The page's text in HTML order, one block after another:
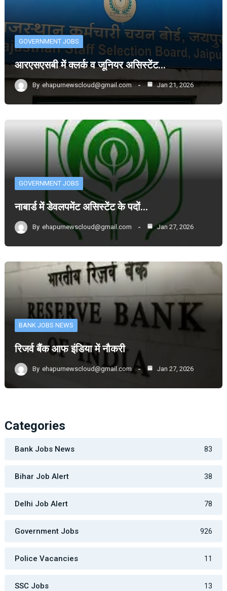
GOVERNMENT JOBS
आरएसएसबी में क्लर्क व जूनियर असिस्टेंट…
By ehapurnewscloud@gmail.com Jan 21, 2026
GOVERNMENT JOBS
नाबार्ड में डेवलपमेंट असिस्टेंट के पदों…
By ehapurnewscloud@gmail.com Jan 27, 2026
BANK JOBS NEWS
रिजर्व बैंक आफ इंडिया में नौकरी
By ehapurnewscloud@gmail.com Jan 27, 2026
Categories
Bank Jobs News 83
Bihar Job Alert 38
Delhi Job Alert 78
Government Jobs 926
Police Vacancies 11
SSC Jobs 13